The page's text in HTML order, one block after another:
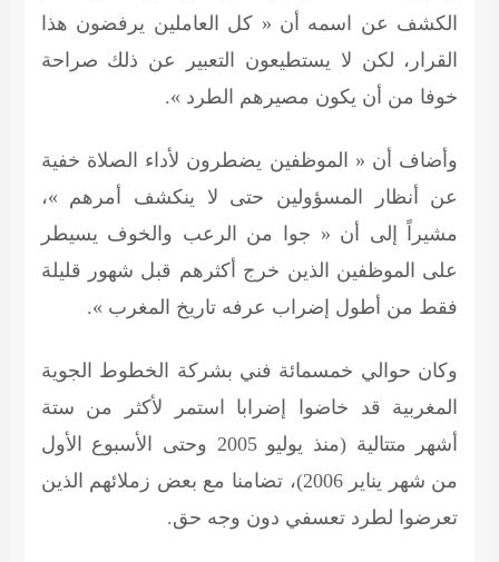
الكشف عن اسمه أن « كل العاملين يرفضون هذا
القرار، لكن لا يستطيعون التعبير عن ذلك صراحة
خوفا من أن يكون مصيرهم الطرد ».
وأضاف أن « الموظفين يضطرون لأداء الصلاة خفية
عن أنظار المسؤولين حتى لا ينكشف أمرهم »،
مشيراً إلى أن « جوا من الرعب والخوف يسيطر
على الموظفين الذين خرج أكثرهم قبل شهور قليلة
فقط من أطول إضراب عرفه تاريخ المغرب ».
وكان حوالي خمسمائة فني بشركة الخطوط الجوية
المغربية قد خاضوا إضرابا استمر لأكثر من ستة
أشهر متتالية (منذ يوليو 2005 وحتى الأسبوع الأول
من شهر يناير 2006)، تضامنا مع بعض زملائهم الذين
تعرضوا لطرد تعسفي دون وجه حق.